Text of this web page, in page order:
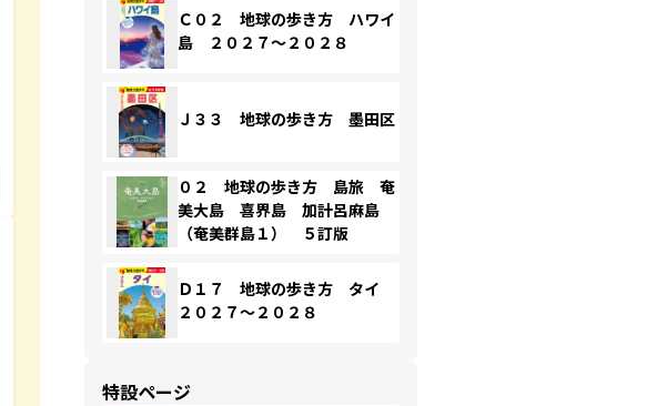
Ｃ０２ 地球の歩き方 ハワイ
島 ２０２７～２０２８
Ｊ３３ 地球の歩き方 墨田区
０２ 地球の歩き方 島旅 奄
美大島 喜界島 加計呂麻島
（奄美群島１） ５訂版
Ｄ１７ 地球の歩き方 タイ
２０２７～２０２８
特設ページ